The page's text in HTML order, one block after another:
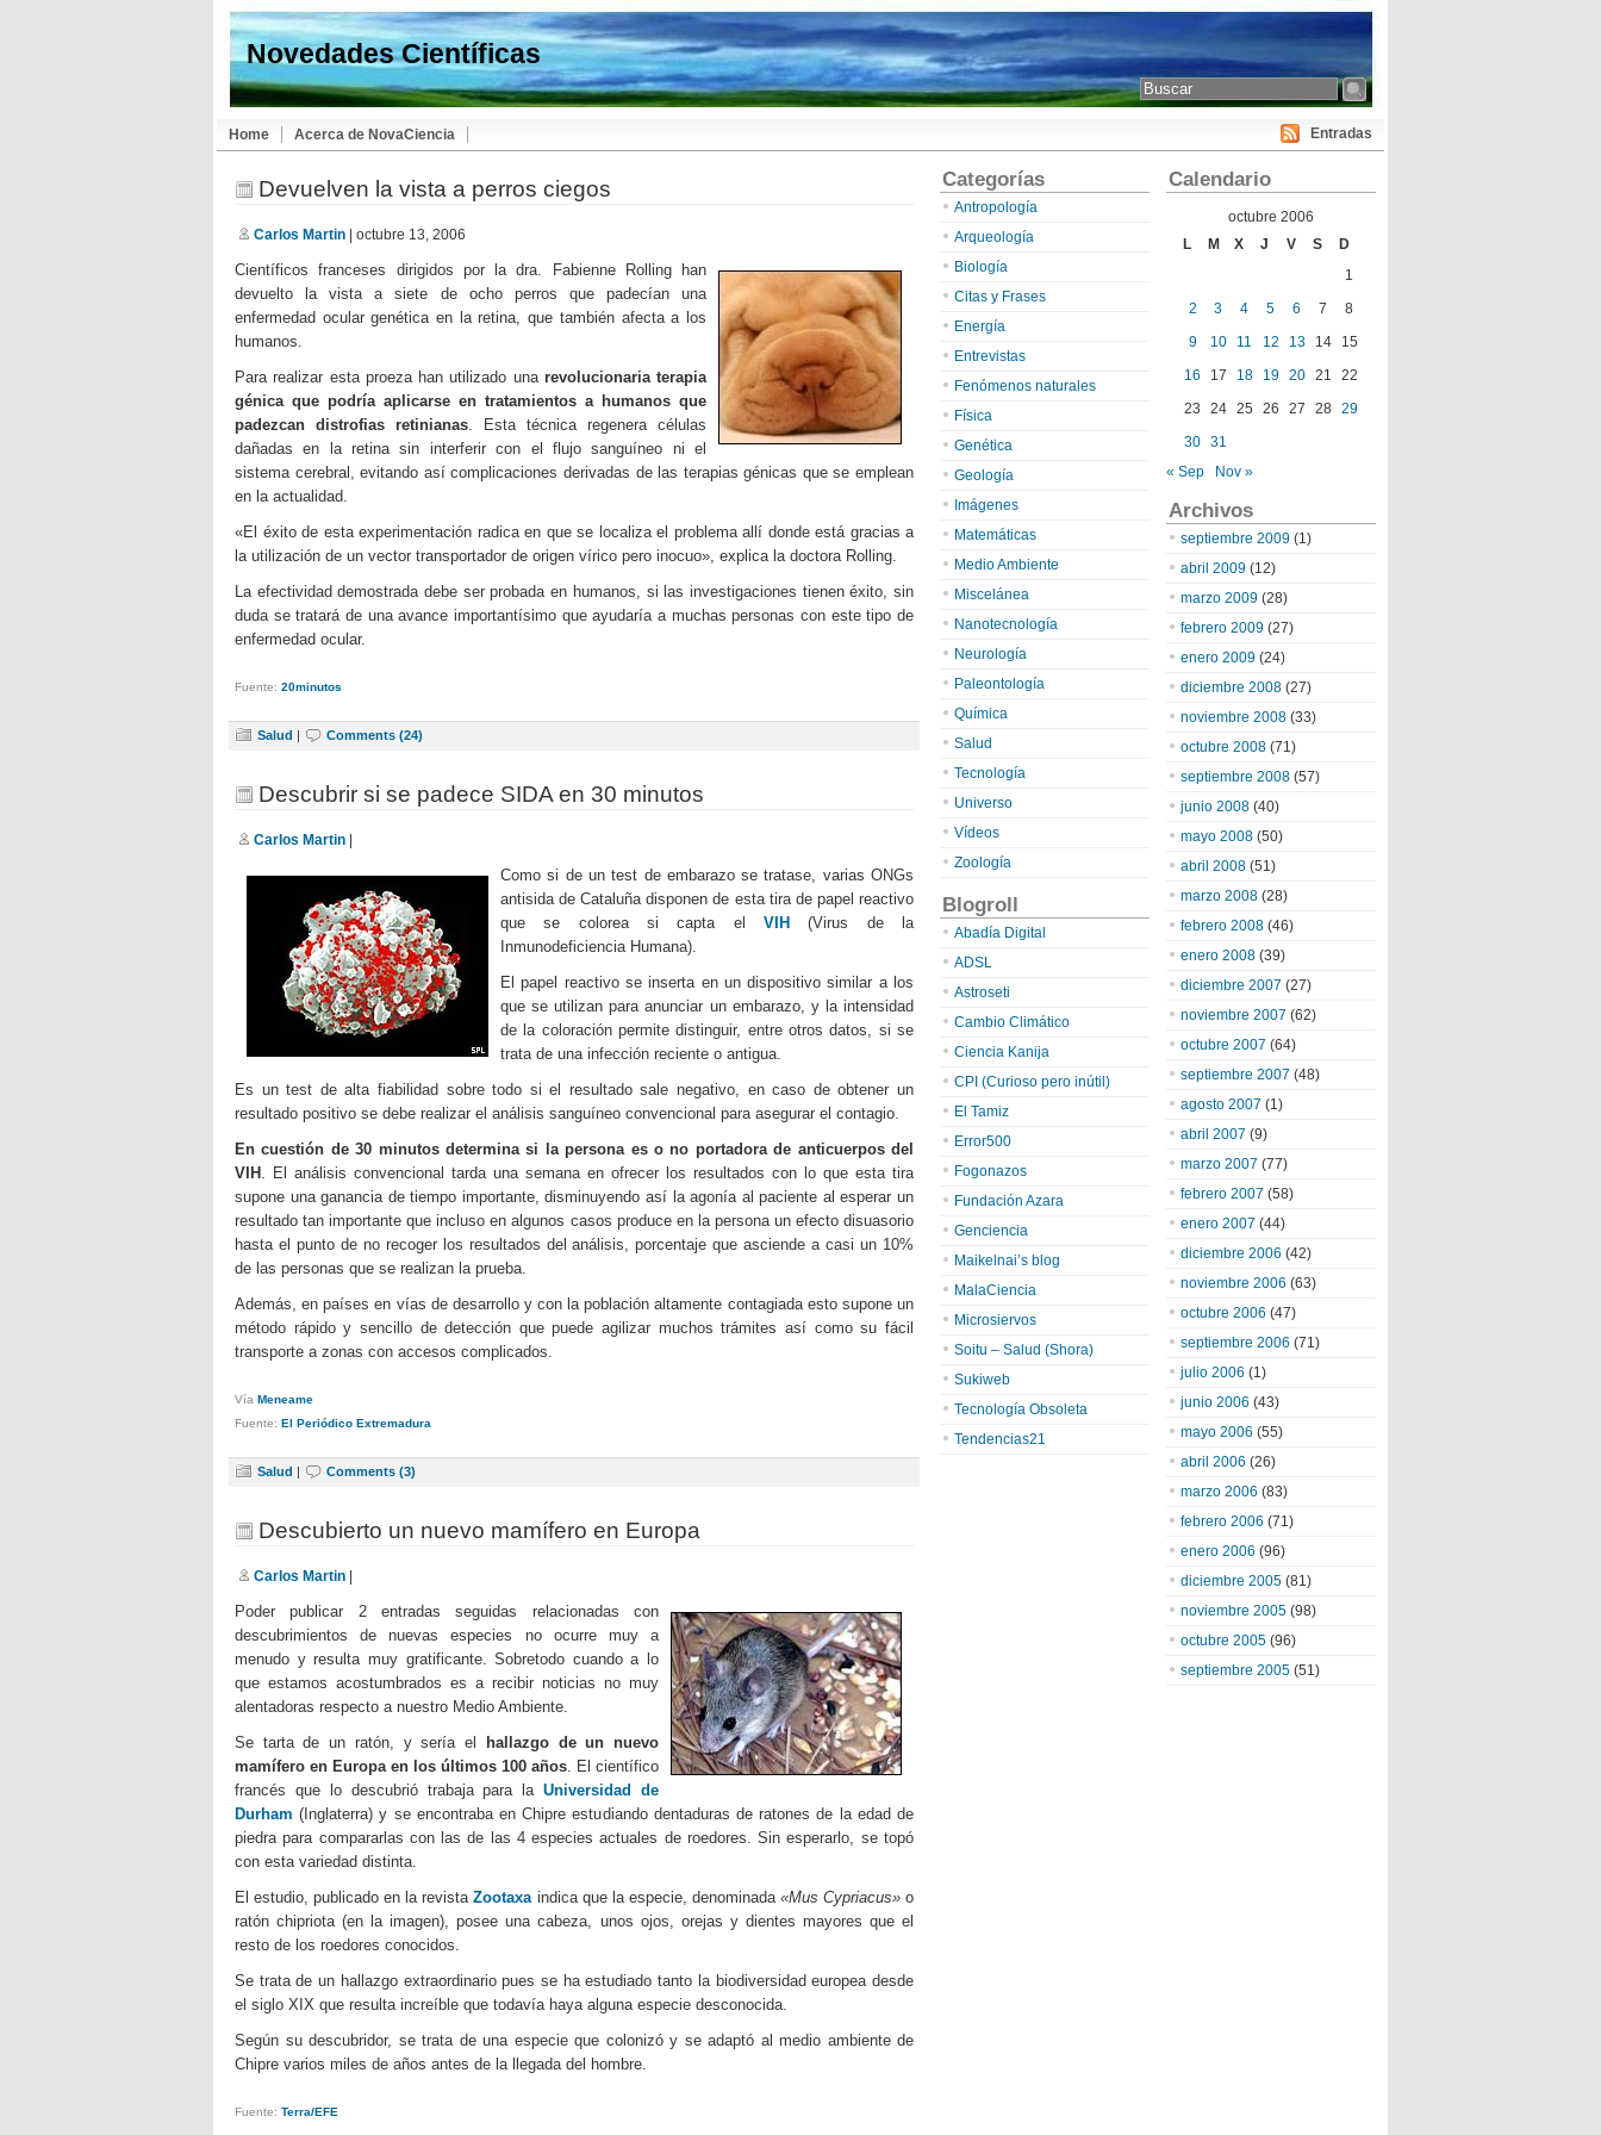
Novedades Científicas
Entradas
Home Acerca de NovaCiencia
Devuelven la vista a perros ciegos
Carlos Martin | octubre 13, 2006
Científicos franceses dirigidos por la dra. Fabienne Rolling han
devuelto la vista a siete de ocho perros que padecían una
enfermedad ocular genética en la retina, que también afecta a los
humanos.
Para realizar esta proeza han utilizado una revolucionaria terapia
génica que podría aplicarse en tratamientos a humanos que
padezcan distrofias retinianas. Esta técnica regenera células
dañadas en la retina sin interferir con el flujo sanguíneo ni el
sistema cerebral, evitando así complicaciones derivadas de las terapias génicas que se emplean
en la actualidad.
«El éxito de esta experimentación radica en que se localiza el problema allí donde está gracias a
la utilización de un vector transportador de origen vírico pero inocuo», explica la doctora Rolling.
La efectividad demostrada debe ser probada en humanos, si las investigaciones tienen éxito, sin
duda se tratará de una avance importantísimo que ayudaría a muchas personas con este tipo de
enfermedad ocular.
Fuente: 20minutos
Salud | Comments (24)
Descubrir si se padece SIDA en 30 minutos
Carlos Martin
Como si de un test de embarazo se tratase, varias ONGs
antisida de Cataluña disponen de esta tira de papel reactivo
que se colorea si capta el VIH
(Virus de la
Inmunodeficiencia Humana).
El papel reactivo se inserta en un dispositivo similar a los
que se utilizan para anunciar un embarazo, y la intensidad
de la coloración permite distinguir, entre otros datos, si se
trata de una infección reciente o antigua.
Es un test de alta fiabilidad sobre todo si el resultado sale negativo, en caso de obtener un
resultado positivo se debe realizar el análisis sanguíneo convencional para asegurar el contagio.
En cuestión de 30 minutos determina si la persona es o no portadora de anticuerpos del
VIH . El análisis convencional tarda una semana en ofrecer los resultados con lo que esta tira
supone una ganancia de tiempo importante, disminuyendo así la agonía al paciente al esperar un
resultado tan importante que incluso en algunos casos produce en la persona un efecto disuasorio
hasta el punto de no recoger los resultados del análisis, porcentaje que asciende a casi un 10%
de las personas que se realizan la prueba.
Además, en países en vías de desarrollo y con la población altamente contagiada esto supone un
método rápido y sencillo de detección que puede agilizar muchos trámites así como su fácil
transporte a zonas con accesos complicados.
Vía Meneame
Fuente: El Periódico Extremadura
Salud | Comments (3)
Descubierto un nuevo mamífero en Europa
Carlos Martin
Poder publicar 2 entradas seguidas relacionadas con
descubrimientos de nuevas especies no ocurre muy a
menudo y resulta muy gratificante. Sobretodo cuando a lo
que estamos acostumbrados es a recibir noticias no muy
alentadoras respecto a nuestro Medio Ambiente.
Se tarta de un ratón, y sería el
hallazgo de un nuevo
mamífero en Europa en los últimos 100 años. El científico
francés que lo descubrió trabaja para laUniversidad de
Durham (Inglaterra) y se encontraba en Chipre estudiando dentaduras de ratones de la edad de
piedra para compararlas con las de las 4 especies actuales de roedores. Sin esperarlo, se topó
con esta variedad distinta.
El estudio, publicado en la revistaZootaxaindica que la especie, denominada «Mus Cypriacus»o
ratón chipriota (en la imagen), posee una cabeza, unos ojos, orejas y dientes mayores que el
resto de los roedores conocidos.
Se trata de un hallazgo extraordinario pues se ha estudiado tanto la biodiversidad europea desde
el siglo XIX que resulta increíble que todavía haya alguna especie desconocida.
Según su descubridor, se trata de una especie que colonizó y se adaptó al medio ambiente de
Chipre varios miles de años antes de la llegada del hombre.
Fuente: Terra/EFE
Calendario
octubre 2006
L
M X J V S
D
1
2
3 4 5 6 7
8
9
10 11 12 13 14
15
16
17 18 19 20 21
22
23
24 25 26 27 28
29
30 31
« Sep
Nov »
Archivos
septiembre 2009 (1)
abril 2009 (12)
marzo 2009 (28)
febrero 2009 (27)
enero 2009 (24)
diciembre 2008 (27)
noviembre 2008 (33)
octubre 2008 (71)
septiembre 2008 (57)
junio 2008 (40)
mayo 2008 (50)
abril 2008 (51)
marzo 2008 (28)
febrero 2008 (46)
enero 2008 (39)
diciembre 2007 (27)
noviembre 2007 (62)
octubre 2007 (64)
septiembre 2007 (48)
agosto 2007 (1)
abril 2007 (9)
marzo 2007 (77)
febrero 2007 (58)
enero 2007 (44)
diciembre 2006 (42)
noviembre 2006 (63)
octubre 2006 (47)
septiembre 2006 (71)
julio 2006 (1)
junio 2006 (43)
mayo 2006 (55)
abril 2006 (26)
marzo 2006 (83)
febrero 2006 (71)
enero 2006 (96)
diciembre 2005 (81)
noviembre 2005 (98)
octubre 2005 (96)
septiembre 2005 (51)
Categorías
Antropología
Arqueología
Biología
Citas y Frases
Energía
Entrevistas
Fenómenos naturales
Física
Genética
Geología
Imágenes
Matemáticas
Medio Ambiente
Miscelánea
Nanotecnología
Neurología
Paleontología
Química
Salud
Tecnología
Universo
Vídeos
Zoología
Blogroll
Abadía Digital
ADSL
Astroseti
Cambio Climático
Ciencia Kanija
CPI (Curioso pero inútil)
El Tamiz
Error500
Fogonazos
Fundación Azara
Genciencia
Maikelnai’s blog
MalaCiencia
Microsiervos
Soitu – Salud (Shora)
Sukiweb
Tecnología Obsoleta
Tendencias21